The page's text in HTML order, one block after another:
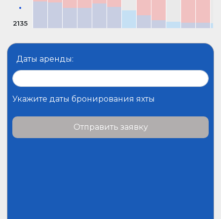
2135
Даты аренды:
Укажите даты бронирования яхты
Отправить заявку